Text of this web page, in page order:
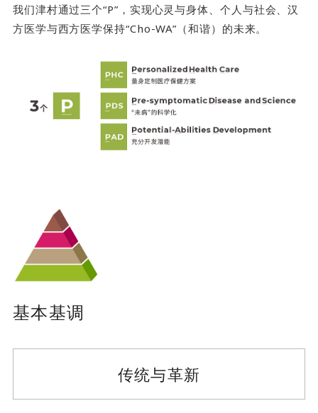
我们津村通过三个“P”，实现心灵与身体、个人与社会、汉
方医学与西方医学保持“Cho-WA”（和谐）的未来。
基本基调
传统与革新